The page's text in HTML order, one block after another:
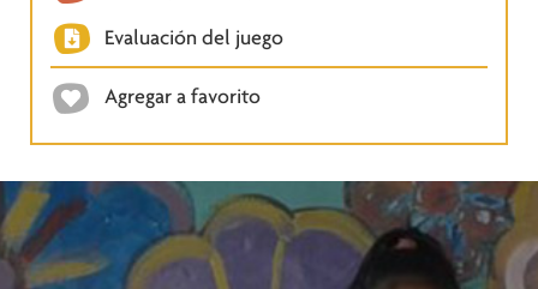
Evaluación del juego
Agregar a favorito